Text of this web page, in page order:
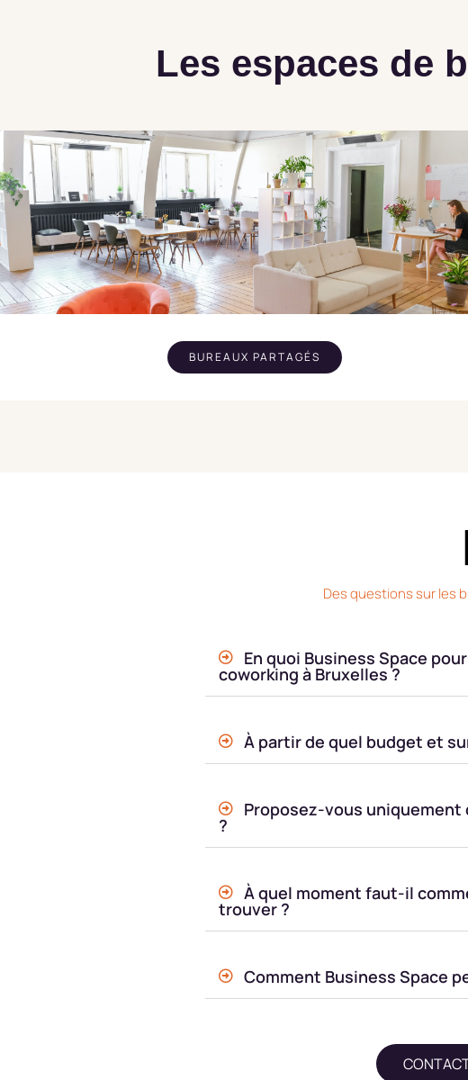
Les espaces de
BUREAUX PARTAGÉS
Des questions sur les
En quoi Business Space
coworking à Bruxelles ?
À partir de quel budget et
Proposez-vous uniquement
?
À quel moment faut-il
trouver ?
Comment Business Space